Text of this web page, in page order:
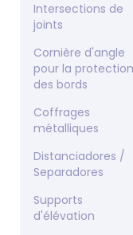
Intersections de
joints
Cornière d'angle
pour la protection
des bords
Coffrages
métalliques
Distanciadores /
Separadores
Supports
d'élévation